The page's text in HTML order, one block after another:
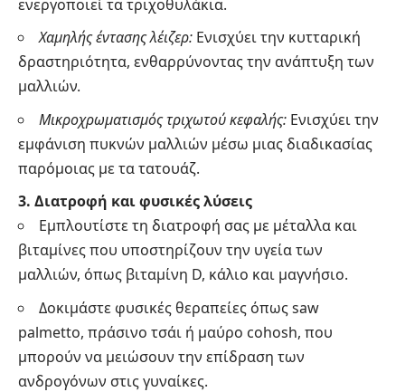
ενεργοποιεί τα τριχοθυλάκια.
Χαμηλής έντασης λέιζερ: Ενισχύει την κυτταρική
δραστηριότητα, ενθαρρύνοντας την ανάπτυξη των
μαλλιών.
Μικροχρωματισμός τριχωτού κεφαλής: Ενισχύει την
εμφάνιση πυκνών μαλλιών μέσω μιας διαδικασίας
παρόμοιας με τα τατουάζ.
3. Διατροφή και φυσικές λύσεις
Εμπλουτίστε τη διατροφή σας με μέταλλα και
βιταμίνες που υποστηρίζουν την υγεία των
μαλλιών, όπως βιταμίνη D, κάλιο και μαγνήσιο.
Δοκιμάστε φυσικές θεραπείες όπως saw
palmetto, πράσινο τσάι ή μαύρο cohosh, που
μπορούν να μειώσουν την επίδραση των
ανδρογόνων στις γυναίκες.